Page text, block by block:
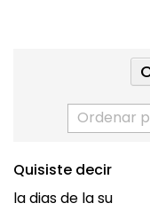
Ordenar
Quisiste decir
la dias de la su